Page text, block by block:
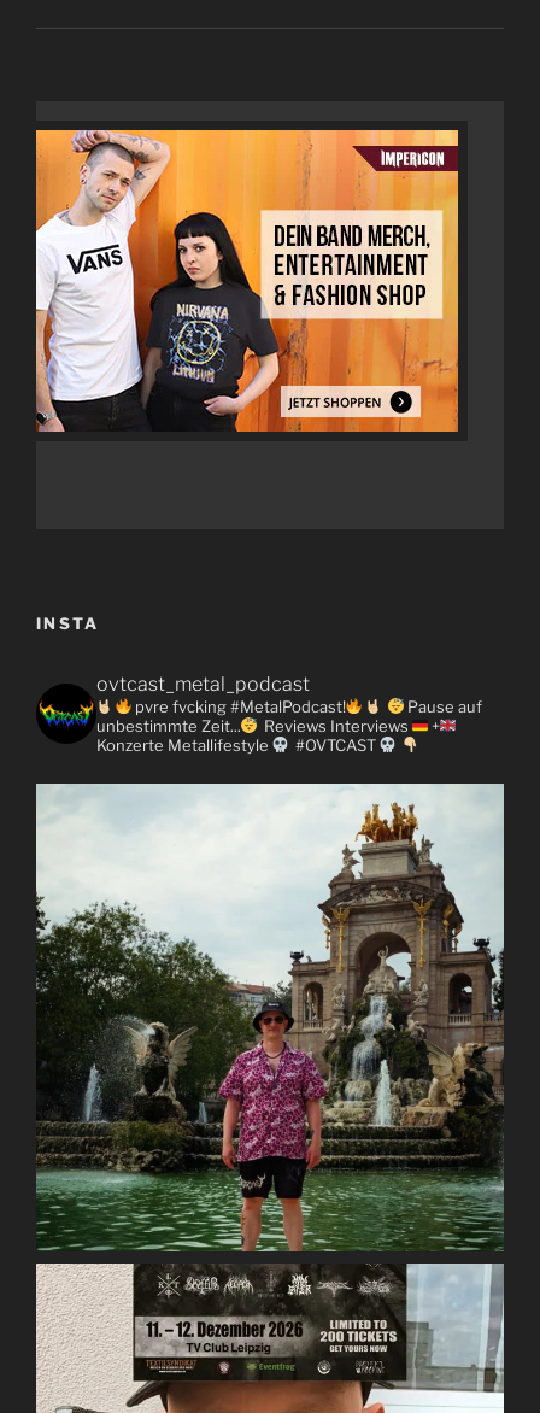
INSTA
ovtcast_metal_podcast
pvre fvcking #MetalPodcast!
Pause auf
unbestimmte Zeit...
Reviews Interviews
+
Konzerte Metallifestyle #OVTCAST